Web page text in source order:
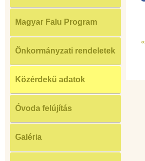
Magyar Falu Program
Önkormányzati rendeletek
Közérdekű adatok
Óvoda felújítás
Galéria
«